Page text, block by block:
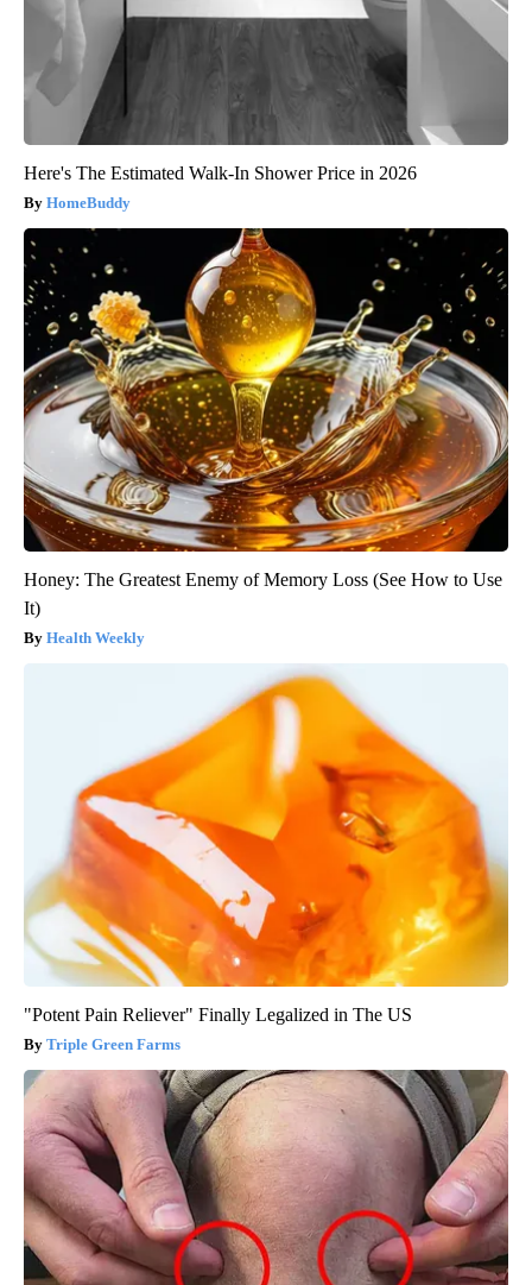
Here's The Estimated Walk-In Shower Price in 2026
HomeBuddy
Honey: The Greatest Enemy of Memory Loss (See How to Use
It)
Health Weekly
"Potent Pain Reliever" Finally Legalized in The US
Triple Green Farms